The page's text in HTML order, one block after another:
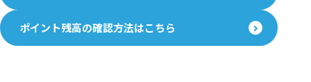
ポイント残高の確認方法はこちら